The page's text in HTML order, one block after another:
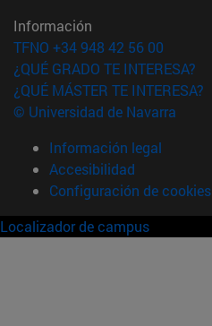
Información
TFNO +34 948 42 56 00
¿QUÉ GRADO TE INTERESA?
¿QUÉ MÁSTER TE INTERESA?
© Universidad de Navarra
Información legal
Accesibilidad
Configuración de cookies
Localizador de campus